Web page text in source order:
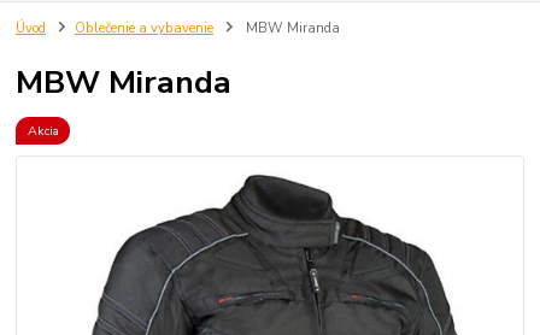
Úvod Oblečenie a vybavenie MBW Miranda
MBW Miranda
Akcia